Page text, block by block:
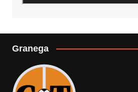
Granega